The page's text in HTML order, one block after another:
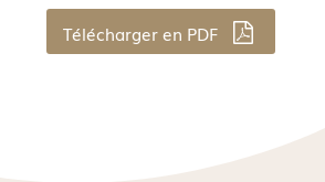
Télécharger en PDF